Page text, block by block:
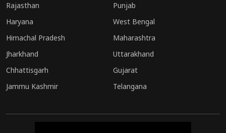
Rajasthan
Punjab
Haryana
West Bengal
Himachal Pradesh
Maharashtra
Jharkhand
Uttarakhand
Chhattisgarh
Gujarat
Jammu Kashmir
Telangana